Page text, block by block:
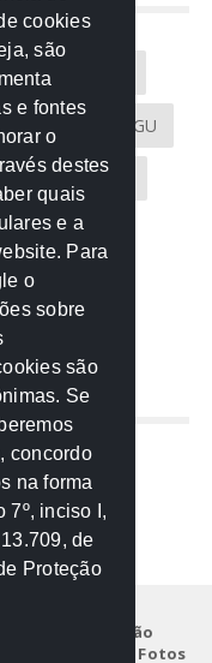
CGU
MPE-MT
MT PGR
Legislação
Galeria de Fotos
cookies
são
e fontes
o
destes
quais
e a
Para
o
sobre
são
Se
concordo
na forma
7º, inciso I,
de
Proteção